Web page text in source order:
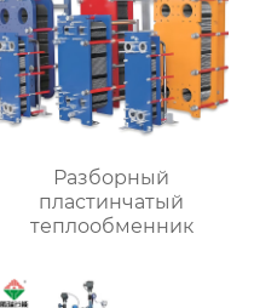
Разборный
пластинчатый
теплообменник